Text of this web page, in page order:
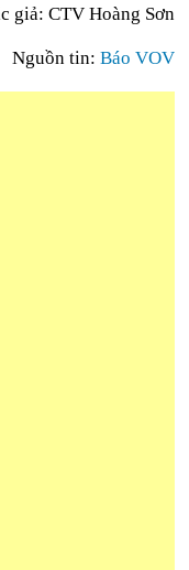
giả: CTV Hoàng Sơn
Nguồn tin: Báo VOV